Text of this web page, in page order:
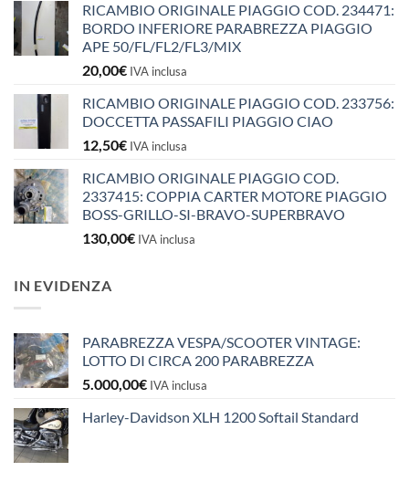
RICAMBIO ORIGINALE PIAGGIO COD. 234471:
BORDO INFERIORE PARABREZZA PIAGGIO
APE 50/FL/FL2/FL3/MIX
20,00€ IVA inclusa
RICAMBIO ORIGINALE PIAGGIO COD. 233756:
DOCCETTA PASSAFILI PIAGGIO CIAO
12,50€ IVA inclusa
RICAMBIO ORIGINALE PIAGGIO COD.
2337415: COPPIA CARTER MOTORE PIAGGIO
BOSS-GRILLO-SI-BRAVO-SUPERBRAVO
130,00€ IVA inclusa
IN EVIDENZA
PARABREZZA VESPA/SCOOTER VINTAGE:
LOTTO DI CIRCA 200 PARABREZZA
5.000,00€ IVA inclusa
Harley-Davidson XLH 1200 Softail Standard